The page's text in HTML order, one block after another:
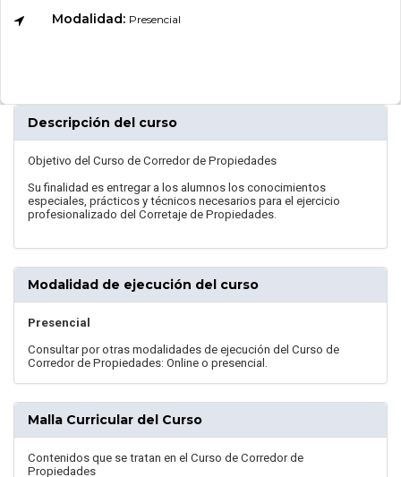
Modalidad: Presencial
Descripción del curso
Objetivo del Curso de Corredor de Propiedades
Su finalidad es entregar a los alumnos los conocimientos
especiales, prácticos y técnicos necesarios para el ejercicio
profesionalizado del Corretaje de Propiedades.
Modalidad de ejecución del curso
Presencial
Consultar por otras modalidades de ejecución del Curso de
Corredor de Propiedades: Online o presencial.
Malla Curricular del Curso
Contenidos que se tratan en el Curso de Corredor de
Propiedades